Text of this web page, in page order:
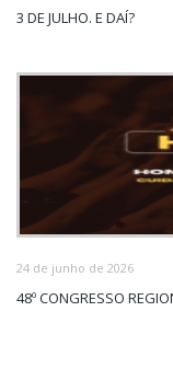
3 DE JULHO. E DAÍ?
24 de junho de 2026
48º CONGRESSO